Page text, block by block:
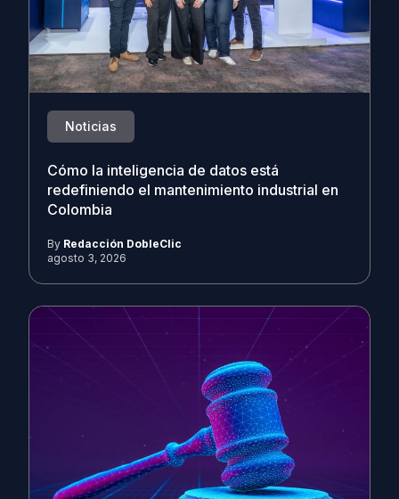
Noticias
Cómo la inteligencia de datos está
redefiniendo el mantenimiento industrial en
Colombia
By Redacción DobleClic
agosto 3, 2026